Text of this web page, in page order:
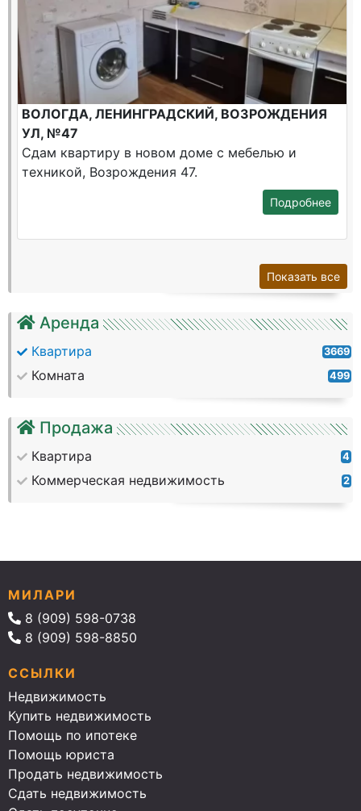
Аренда
Квартира 3669
Комната 499
Продажа
Квартира 4
Коммерческая недвижимость 2
ВОЛОГДА, ЛЕНИНГРАДСКИЙ, ВОЗРОЖДЕНИЯ
УЛ, №47
Сдам квартиру в новом доме с мебелью и
техникой, Возрождения 47.
Подробнее
Показать все
МИЛАРИ
8 (909) 598-0738
8 (909) 598-8850
ССЫЛКИ
Недвижимость
Купить недвижимость
Помощь по ипотеке
Помощь юриста
Продать недвижимость
Сдать недвижимость